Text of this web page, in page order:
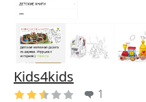
Kids4kids
1